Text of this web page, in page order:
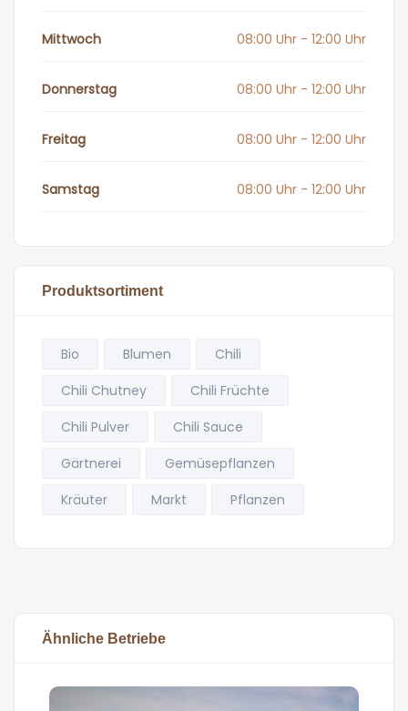
Mittwoch 08:00 Uhr - 12:00 Uhr
Donnerstag 08:00 Uhr - 12:00 Uhr
Freitag 08:00 Uhr - 12:00 Uhr
Samstag 08:00 Uhr - 12:00 Uhr
Produktsortiment
Bio Blumen
Chili
Chili Chutney
Chili Früchte
Chili Pulver
Chili Sauce
Gärtnerei
Gemüsepflanzen
Kräuter
Markt Pflanzen
Ähnliche Betriebe